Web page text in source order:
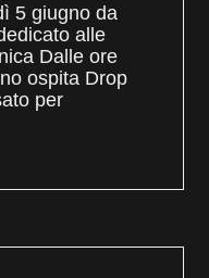
5 giugno da
alle
Dalle ore
ospita Drop
per